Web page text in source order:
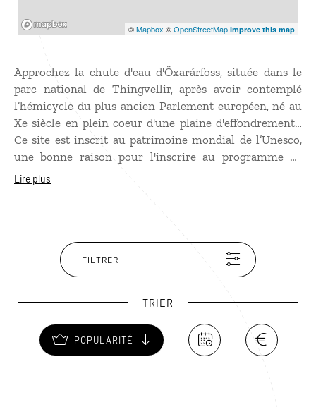
©Mapbox ©OpenStreetMap Improve this map
Approchez la chute d'eau d'Öxarárfoss, située dans le
parc national de Thingvellir, après avoir contemplé
l’hémicycle du plus ancien Parlement européen, né au
Xe siècle en plein coeur d'une plaine d'effondrement…
Ce site est inscrit au patrimoine mondial de l’Unesco,
une bonne raison pour l'inscrire au programme de
votre itinéraire. Contemplez ce magnifique spectacle
de falaise apportent une touche nordique
supplémentaire... Ayez une pensée pour les femmes
jugées infidèles ou sorcières, car elles étaient noyées
Lire plus
FILTRER
TRIER
POPULARITÉ